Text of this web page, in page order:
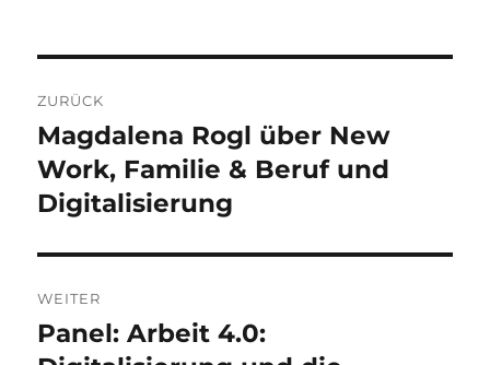
ZURÜCK
Vorheriger
Beitrag:
Magdalena Rogl über New
Work, Familie & Beruf und
Digitalisierung
WEITER
Nächster
Panel: Arbeit 4.0: